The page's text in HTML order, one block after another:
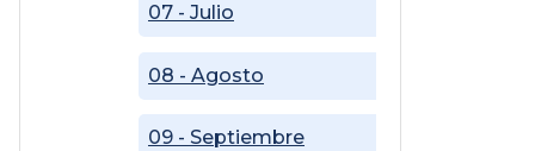
07 - Julio
08 - Agosto
09 - Septiembre